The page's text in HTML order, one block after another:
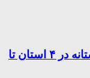
هشدار رگبار بارش‌های موسمی و تابستانه در ۴ استان تا